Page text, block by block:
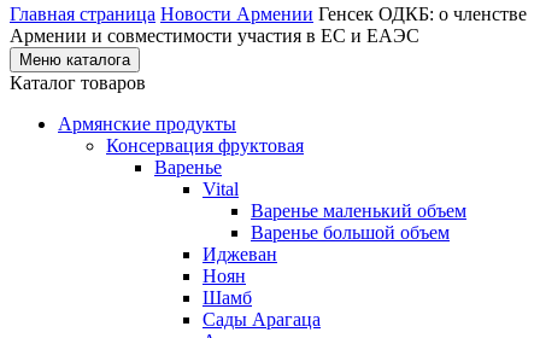
Главная страница Новости Армении Генсек ОДКБ: о членстве
Армении и совместимости участия в ЕС и ЕАЭС
Меню каталога
Каталог товаров
Армянские продукты
Консервация фруктовая
Варенье
Vital
Варенье маленький объем
Варенье большой объем
Иджеван
Ноян
Шамб
Сады Арагаца